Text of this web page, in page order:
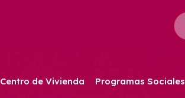
Centro de Vivienda Programas Sociales